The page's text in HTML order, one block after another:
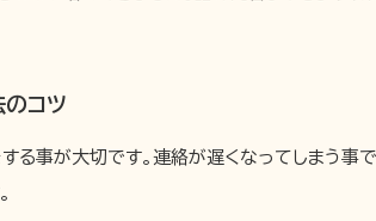
コツ
事が大切です。連絡が遅くなってしまう事